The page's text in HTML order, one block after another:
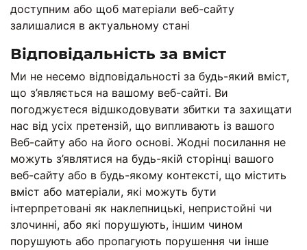
доступним або щоб матеріали веб-сайту
залишалися в актуальному стані
Відповідальність за вміст
Ми не несемо відповідальності за будь-який вміст,
що з’являється на вашому веб-сайті. Ви
погоджуєтеся відшкодовувати збитки та захищати
нас від усіх претензій, що випливають із вашого
Веб-сайту або на його основі. Жодні посилання не
можуть з’являтися на будь-якій сторінці вашого
веб-сайту або в будь-якому контексті, що містить
вміст або матеріали, які можуть бути
інтерпретовані як наклепницькі, непристойні чи
злочинні, або які порушують, іншим чином
порушують або пропагують порушення чи інше